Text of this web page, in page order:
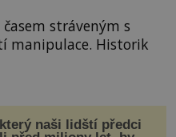
stráveným s
manipulace. Historik
naši lidští předci